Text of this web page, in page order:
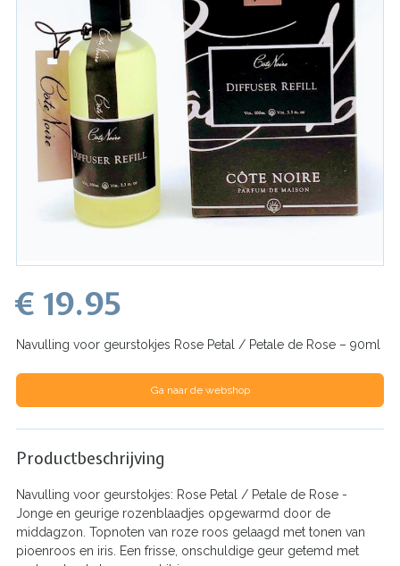
€ 19.95
Navulling voor geurstokjes Rose Petal / Petale de Rose – 90ml
Ga naar de webshop
Productbeschrijving
Navulling voor geurstokjes: Rose Petal / Petale de Rose -
Jonge en geurige rozenblaadjes opgewarmd door de
middagzon. Topnoten van roze roos gelaagd met tonen van
pioenroos en iris. Een frisse, onschuldige geur getemd met